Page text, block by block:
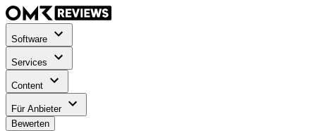
Software
Services
Content
Für Anbieter
Bewerten